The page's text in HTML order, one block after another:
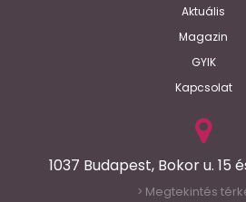
Aktuális
Magazin
GYIK
Kapcsolat
1037 Budapest, Bokor u. 15
> Megtekintés